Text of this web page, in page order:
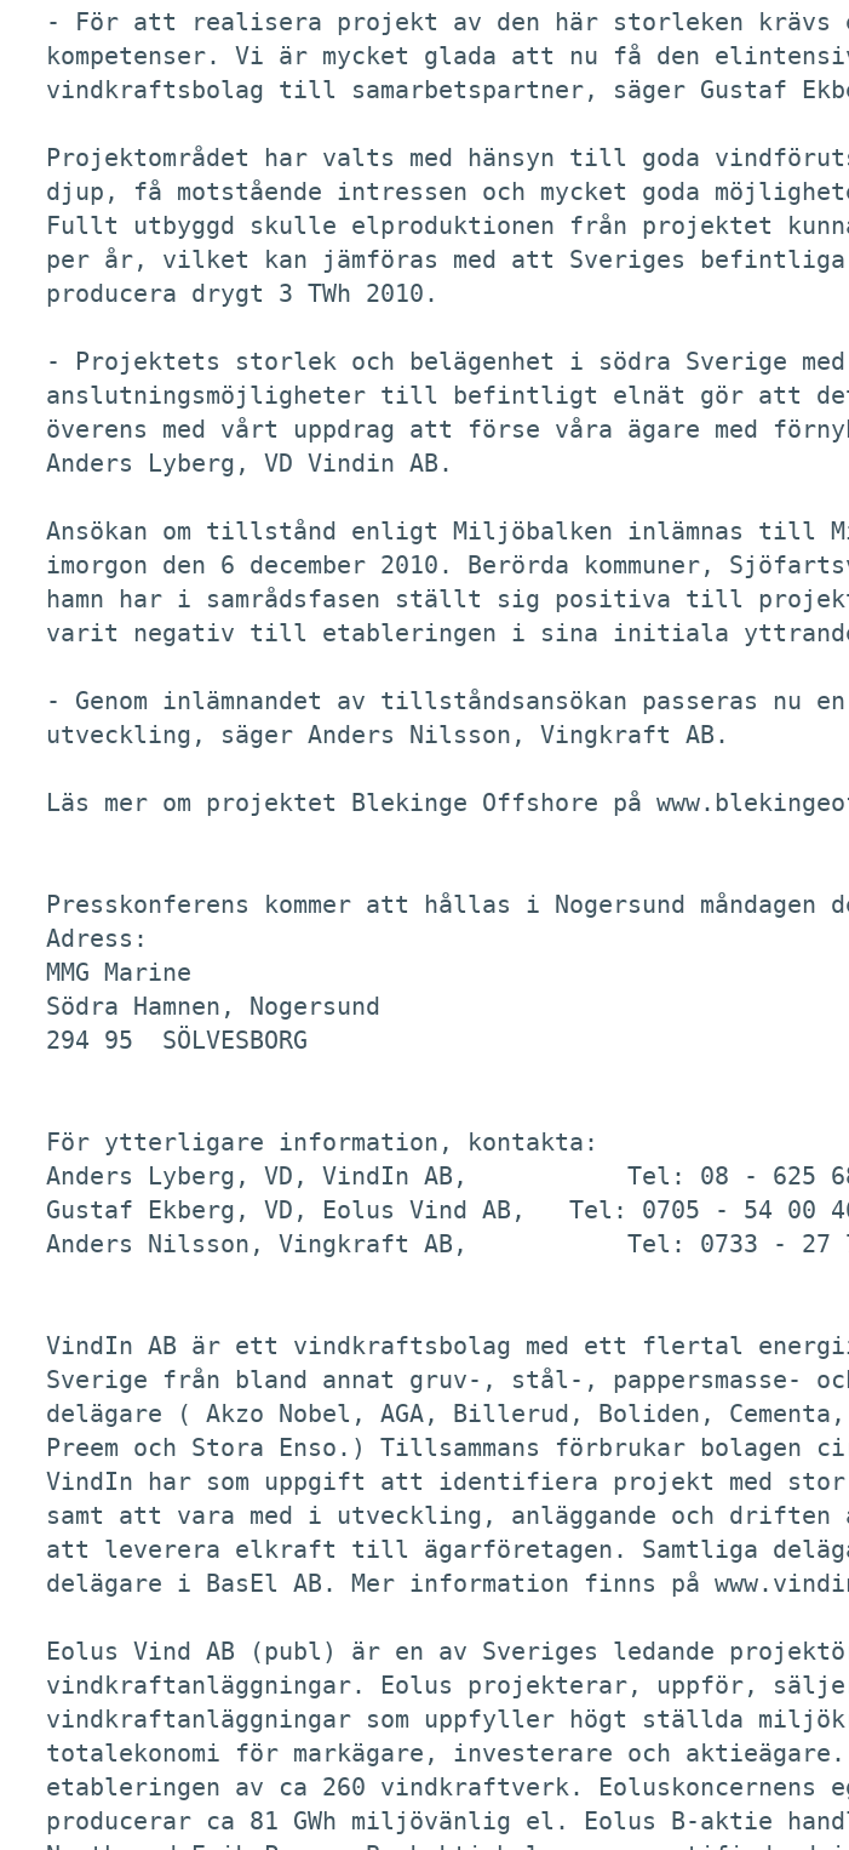
- För att realisera projekt av den här storleken krävs
kompetenser. Vi är mycket glada att nu få den
vindkraftsbolag till samarbetspartner, säger Gustaf
Projektområdet har valts med hänsyn till goda
djup, få motstående intressen och mycket goda
Fullt utbyggd skulle elproduktionen från projektet
per år, vilket kan jämföras med att Sveriges befintliga
producera drygt 3 TWh 2010.
- Projektets storlek och belägenhet i södra Sverige med
anslutningsmöjligheter till befintligt elnät gör att
överens med vårt uppdrag att förse våra ägare med
Anders Lyberg, VD Vindin AB.
Ansökan om tillstånd enligt Miljöbalken inlämnas till
imorgon den 6 december 2010. Berörda kommuner,
hamn har i samrådsfasen ställt sig positiva till
varit negativ till etableringen i sina initiala
- Genom inlämnandet av tillståndsansökan passeras nu
utveckling, säger Anders Nilsson, Vingkraft AB.
Läs mer om projektet Blekinge Offshore på
Presskonferens kommer att hållas i Nogersund måndagen
Adress:
MMG Marine
Södra Hamnen, Nogersund
294 95  SÖLVESBORG
För ytterligare information, kontakta:
Anders Lyberg, VD, VindIn AB,	        Tel: 08 - 625 68 57
Gustaf Ekberg, VD, Eolus Vind AB, 	Tel: 0705 - 54 00 46
Anders Nilsson, Vingkraft AB, 	        Tel: 0733 - 27 77 96
VindIn AB är ett vindkraftsbolag med ett flertal
Sverige från bland annat gruv-, stål-, pappersmasse-
delägare ( Akzo Nobel, AGA, Billerud, Boliden, Cementa,
Preem och Stora Enso.) Tillsammans förbrukar bolagen
VindIn har som uppgift att identifiera projekt med
samt att vara med i utveckling, anläggande och
att leverera elkraft till ägarföretagen. Samtliga
delägare i BasEl AB. Mer information finns på
Eolus Vind AB (publ) är en av Sveriges ledande
vindkraftanläggningar. Eolus projekterar, uppför,
vindkraftanläggningar som uppfyller högt ställda
totalekonomi för markägare, investerare och
etableringen av ca 260 vindkraftverk. Eoluskoncernens
producerar ca 81 GWh miljövänlig el. Eolus B-aktie